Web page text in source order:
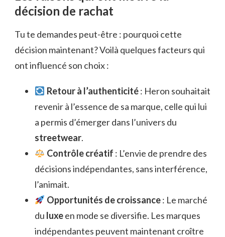
décision de rachat
Tu te demandes peut-être : pourquoi cette
décision maintenant? Voilà quelques facteurs qui
ont influencé son choix :
Retour à l’authenticité: Heron souhaitait
revenir à l’essence de sa marque, celle qui lui
a permis d’émerger dans l’univers du
streetwear.
Contrôle créatif : L’envie de prendre des
décisions indépendantes, sans interférence,
l’animait.
Opportunités de croissance: Le marché
du luxeen mode se diversifie. Les marques
indépendantes peuvent maintenant croître